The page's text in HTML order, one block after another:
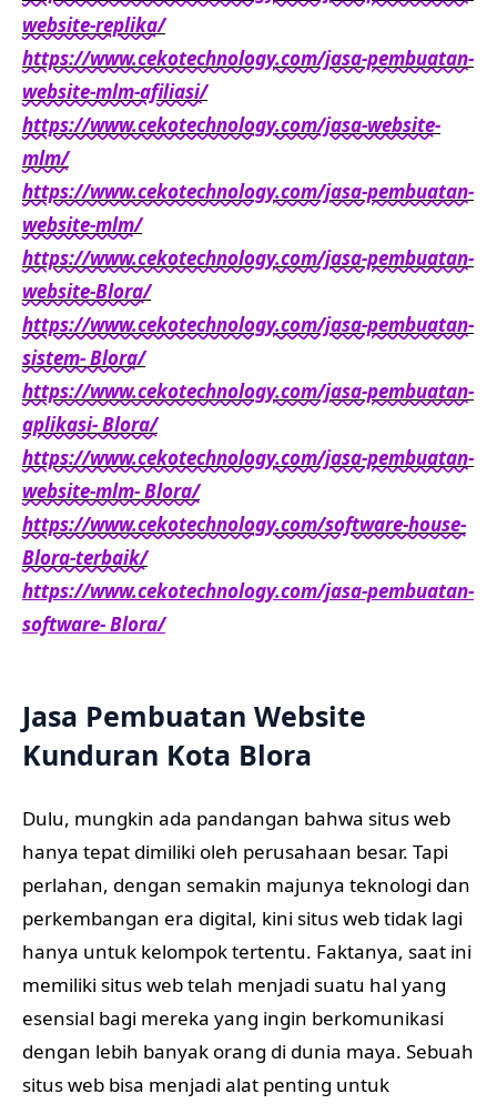
website-replika/
https://www.cekotechnology.com/jasa-pembuatan-
website-mlm-afiliasi/
https://www.cekotechnology.com/jasa-website-
mlm/
https://www.cekotechnology.com/jasa-pembuatan-
website-mlm/
https://www.cekotechnology.com/jasa-pembuatan-
website-Blora/
https://www.cekotechnology.com/jasa-pembuatan-
sistem- Blora/
https://www.cekotechnology.com/jasa-pembuatan-
aplikasi- Blora/
https://www.cekotechnology.com/jasa-pembuatan-
website-mlm- Blora/
https://www.cekotechnology.com/software-house-
Blora-terbaik/
https://www.cekotechnology.com/jasa-pembuatan-
software- Blora/
Jasa Pembuatan Website
Kunduran Kota Blora
Dulu, mungkin ada pandangan bahwa situs web
hanya tepat dimiliki oleh perusahaan besar. Tapi
perlahan, dengan semakin majunya teknologi dan
perkembangan era digital, kini situs web tidak lagi
hanya untuk kelompok tertentu. Faktanya, saat ini
memiliki situs web telah menjadi suatu hal yang
esensial bagi mereka yang ingin berkomunikasi
dengan lebih banyak orang di dunia maya. Sebuah
situs web bisa menjadi alat penting untuk